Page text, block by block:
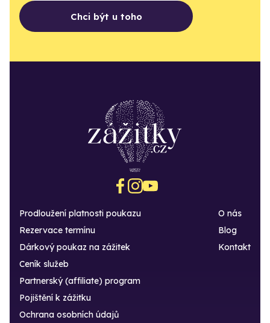
Chci být u toho
Prodloužení platnosti poukazu
Rezervace termínu
Dárkový poukaz na zážitek
O nás
Blog
Kontakt
Ceník služeb
Partnerský (affiliate) program
Pojištění k zážitku
Ochrana osobních údajů